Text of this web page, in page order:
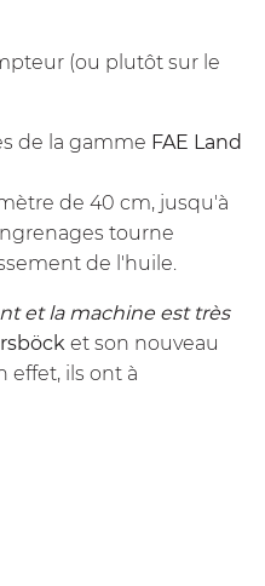
(ou plutôt sur le
de la gamme FAE Land
de 40 cm, jusqu'à
tourne
de l'huile.
et la machine est très
et son nouveau
effet, ils ont à